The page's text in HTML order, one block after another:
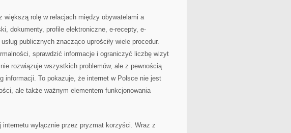
większą rolę w relacjach między obywatelami a
dokumenty, profile elektroniczne, e-recepty, e-
publicznych znacząco uprościły wiele procedur.
sprawdzić informacje i ograniczyć liczbę wizyt
rozwiązuje wszystkich problemów, ale z pewnością
informacji. To pokazuje, że internet w Polsce nie jest
ale także ważnym elementem funkcjonowania
wyłącznie przez pryzmat korzyści. Wraz z